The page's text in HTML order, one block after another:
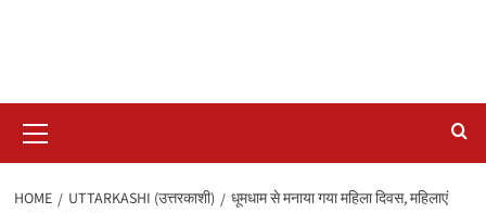
Menu
HOME UTTARKASHI (उत्तरकाशी)
धूमधाम से मनाया गया महिला दिवस, महिलाएं